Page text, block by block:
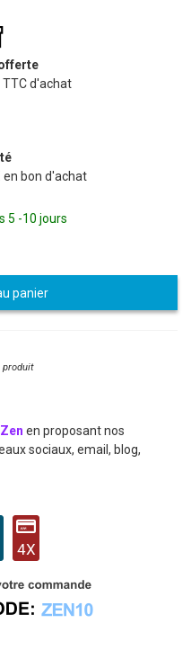
d'achat
en bon d'achat
5 -10 jours
panier
produit
Zen en proposant nos
sociaux, email, blog,
4X